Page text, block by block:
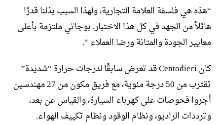
“هذه هي فلسفة العلامة التجارية، ولهذا السبب بذلنا قدرًا
هائلاً من الجهد في كل هذا الاختبار. بوجاتي ملتزمة بأعلى
معايير الجودة والمتانة ورضا العملاء “.
كان Centodieci قد تعرض سابقًا لدرجات حرارة “شديدة”
تقترب من 50 درجة مئوية، مع فريق مكون من 27 مهندسين
أجروا فحوصات على كهرباء السيارة، والقياس عن بعد،
وترددات الراديو، ونظام الوقود ونظام تكييف الهواء.